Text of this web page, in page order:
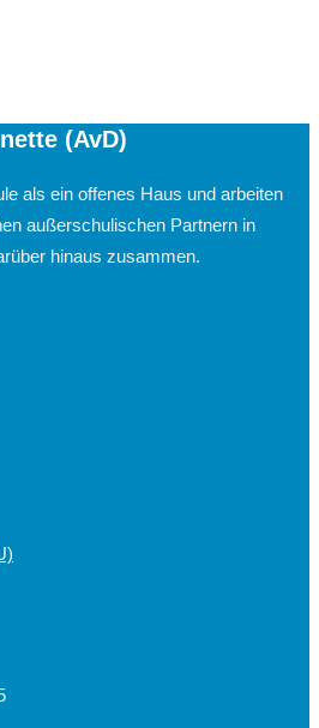
(AvD)
als ein offenes Haus und arbeiten
außerschulischen Partnern in
hinaus zusammen.